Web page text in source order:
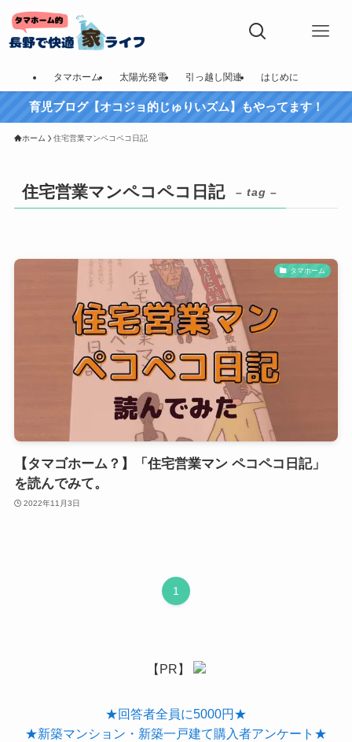
タマホーム 太陽光発電 引っ越し関連 はじめに
育児ブログ【オコジョ的じゅりいズム】もやってます！
ホーム 住宅営業マンペコペコ日記
住宅営業マンペコペコ日記 – tag –
タマホーム
【タマゴホーム？】「住宅営業マン ペコペコ日記」
を読んでみて。
2022年11月3日
1
【PR】
★回答者全員に5000円★
★新築マンション・新築一戸建て購入者アンケート★